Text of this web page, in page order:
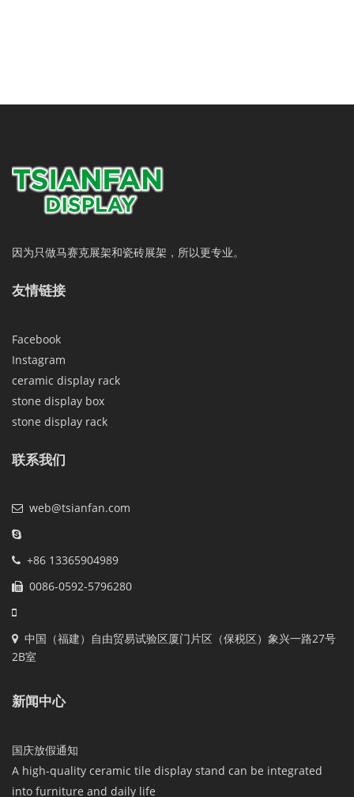
因为只做马赛克展架和瓷砖展架，所以更专业。
友情链接
Facebook
Instagram
ceramic display rack
stone display box
stone display rack
联系我们
web@tsianfan.com
+86 13365904989
0086-0592-5796280
中国（福建）自由贸易试验区厦门片区（保税区）象兴一路27号
2B室
新闻中心
国庆放假通知
A high-quality ceramic tile display stand can be integrated
into furniture and daily life